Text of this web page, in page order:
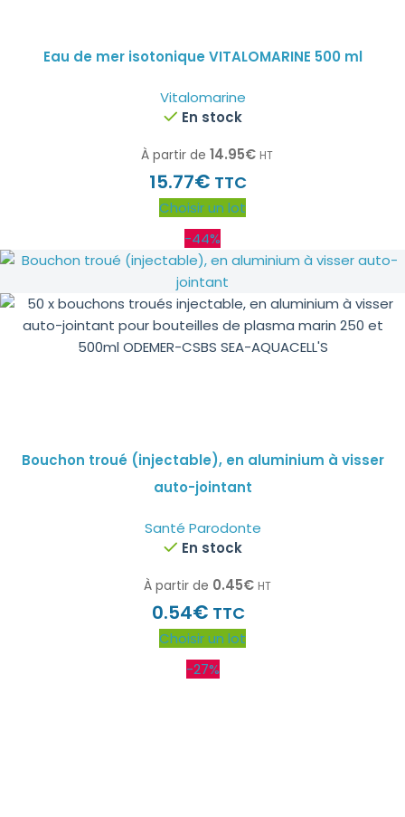
Eau de mer isotonique VITALOMARINE 500 ml
Vitalomarine
En stock
À partir de 14.95€ HT
15.77€ TTC
Choisir un lot
-44%
Bouchon troué (injectable), en aluminium à visser
auto-jointant
Santé Parodonte
En stock
À partir de 0.45€ HT
0.54€ TTC
Choisir un lot
-27%